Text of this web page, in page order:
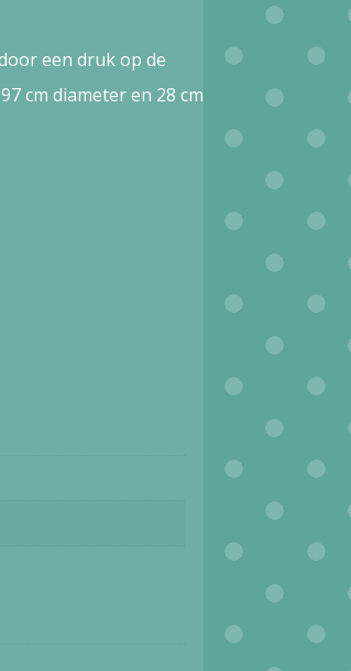
een druk op de
cm diameter en 28 cm